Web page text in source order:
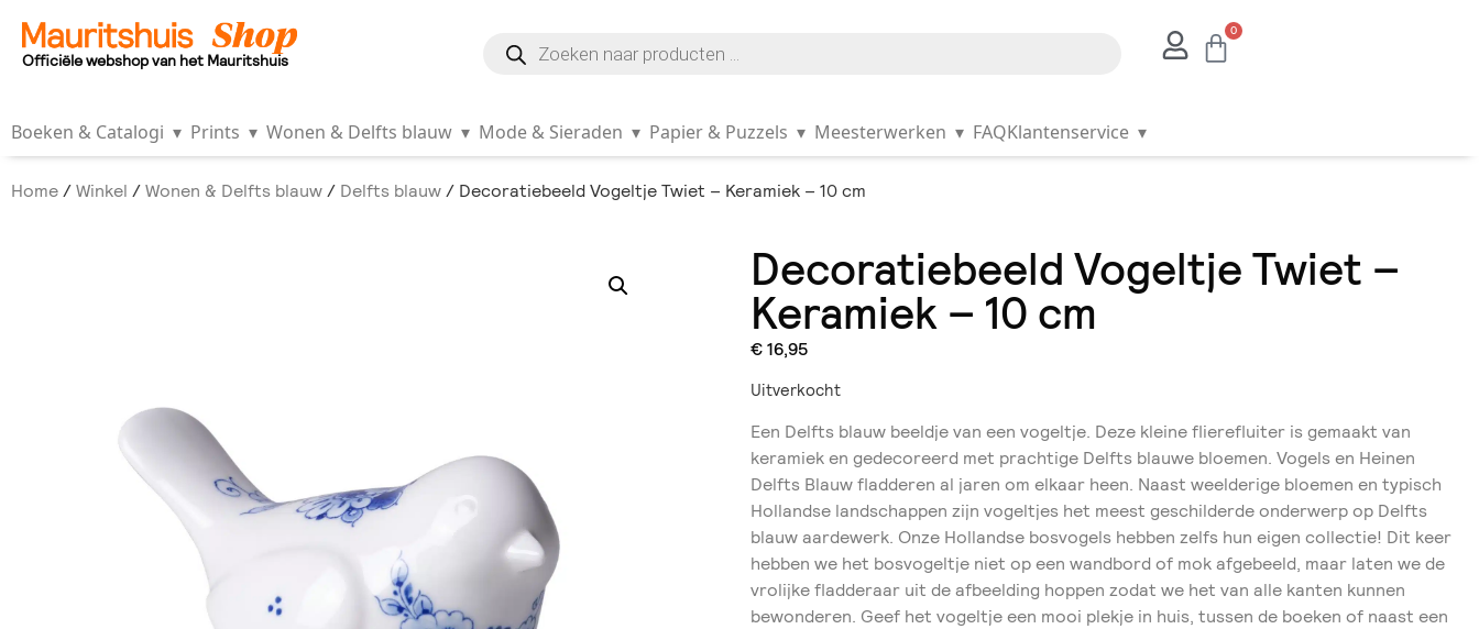
Officiële webshop van het Mauritshuis
0
Boeken & Catalogi ▾ Prints ▾ Wonen & Delfts blauw ▾ Mode & Sieraden ▾ Papier & Puzzels ▾ Meesterwerken ▾ FAQKlantenservice ▾
Home/Winkel /Wonen & Delfts blauw/ Delfts blauw/ Decoratiebeeld Vogeltje Twiet – Keramiek – 10 cm
Decoratiebeeld Vogeltje Twiet –
Keramiek – 10 cm
€16,95
Uitverkocht
Een Delfts blauw beeldje van een vogeltje. Deze kleine flierefluiter is gemaakt van
keramiek en gedecoreerd met prachtige Delfts blauwe bloemen. Vogels en Heinen
Delfts Blauw fladderen al jaren om elkaar heen. Naast weelderige bloemen en typisch
Hollandse landschappen zijn vogeltjes het meest geschilderde onderwerp op Delfts
blauw aardewerk. Onze Hollandse bosvogels hebben zelfs hun eigen collectie! Dit keer
hebben we het bosvogeltje niet op een wandbord of mok afgebeeld, maar laten we de
vrolijke fladderaar uit de afbeelding hoppen zodat we het van alle kanten kunnen
bewonderen. Geef het vogeltje een mooi plekje in huis, tussen de boeken of naast een